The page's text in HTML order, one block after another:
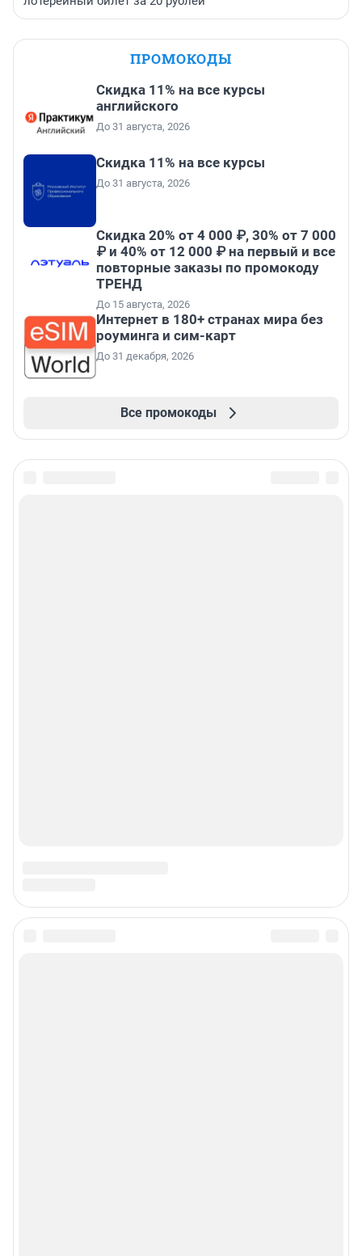
ПРОМОКОДЫ
Скидка 11% на все курсы
английского
До 31 августа, 2026
Скидка 11% на все курсы
До 31 августа, 2026
Скидка 20% от 4 000 ₽, 30% от 7 000
₽ и 40% от 12 000 ₽ на первый и все
повторные заказы по промокоду
ТРЕНД
До 15 августа, 2026
Интернет в 180+ странах мира без
роуминга и сим-карт
До 31 декабря, 2026
Все промокоды